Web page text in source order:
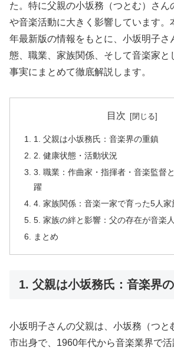
た。特に父親の小坂務（つとむ）さん
や音楽活動に大きく影響しています。
年最新版の情報をもとに、小坂明子さ
態、職業、家族関係、そして音楽家と
事実にまとめて徹底解説します。
目次
1. 父親は小坂務氏：音楽界の重鎮
2. 健康状態・活動状況
3. 職業：作曲家・指揮者・音楽監督
躍
4. 家族関係：音楽一家で育った5人家
5. 家族の絆と影響：父の存在が音楽
まとめ
1. 父親は小坂務氏：音楽界
小坂明子さんの父親は、小坂務（つと
市出身で、1960年代から音楽業界で